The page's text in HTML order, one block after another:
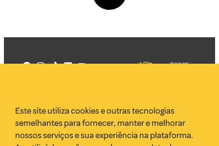
VR Assessoria
Parcerias
Envie uma pauta
©2025
Este site utiliza cookies e outras tecnologias
semelhantes para fornecer, manter e melhorar
nossos serviços e sua experiência na plataforma.